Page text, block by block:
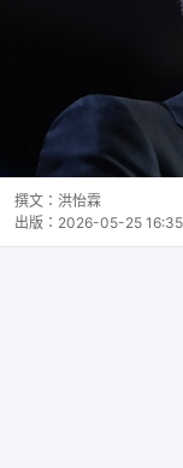
撰文： 洪怡霖
出版： 2026-05-25 16:35